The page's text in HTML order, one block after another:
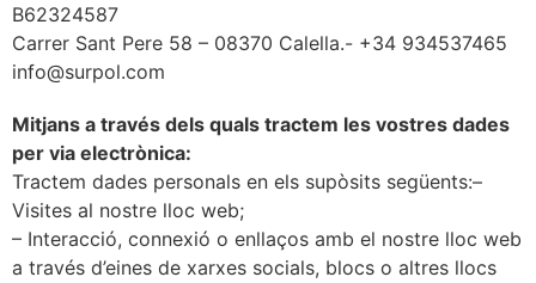
B62324587
Carrer Sant Pere 58 – 08370 Calella.- +34 934537465
info@surpol.com
Mitjans a través dels quals tractem les vostres dades
per via electrònica:
Tractem dades personals en els supòsits següents:–
Visites al nostre lloc web;
– Interacció, connexió o enllaços amb el nostre lloc web
a través d’eines de xarxes socials, blocs o altres llocs